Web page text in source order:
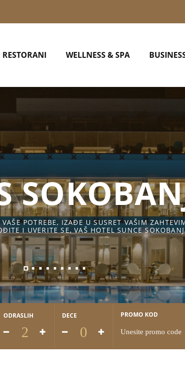
RESTORANI WELLNESS & SPA
IZAĐE U SUSRET VAŠIM ZAHTEVIMA I
SE, VAŠ HOTEL SUNCE SOKOBANJA
ODRASLIH DECE PROMO KOD